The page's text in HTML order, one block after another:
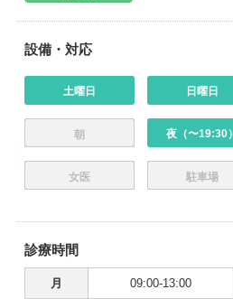
設備・対応
土曜日 日曜日
朝 夜（〜19:30）
女医 駐車場
診療時間
月 09:00-13:00